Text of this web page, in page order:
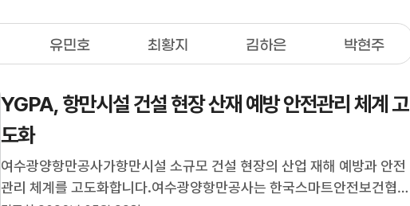
유민호 최황지 김하은 박현주
YGPA, 항만시설 건설 현장 산재 예방 안전관리 체계 고
도화
여수광양항만공사가항만시설 소규모 건설 현장의 산업 재해 예방과 안전
관리 체계를 고도화합니다.여수광양항만공사는 한국스마트안전보건협회